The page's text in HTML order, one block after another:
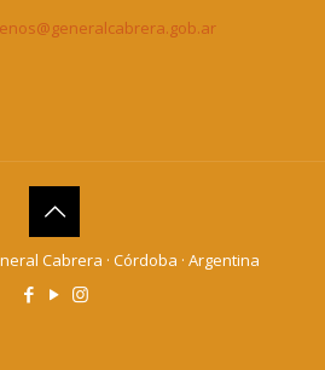
Cabrera · Córdoba · Argentina